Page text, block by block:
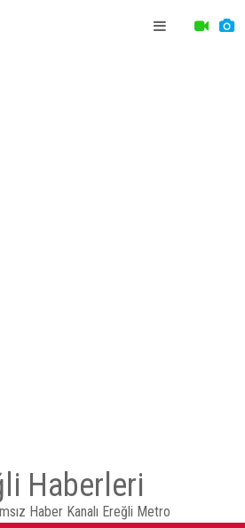
Haberleri
Haber Kanalı Ereğli Metro
Ereğli’de Vefat Edenler